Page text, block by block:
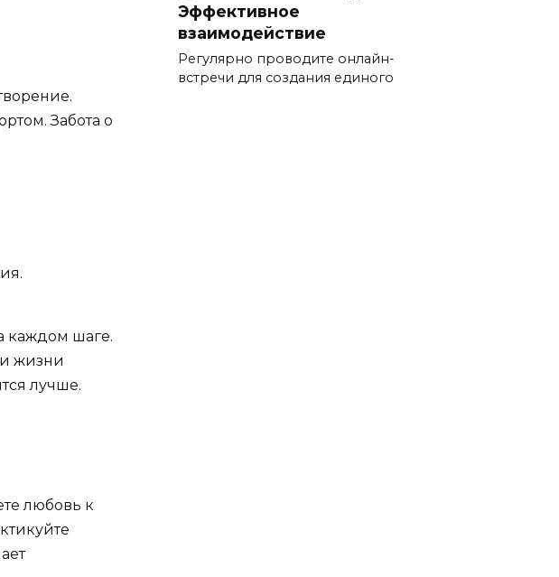
Забота о
каждом шаге.
жизни
лучше.
любовь к
Эффективное
взаимодействие
Регулярно проводите онлайн-
встречи для создания единого